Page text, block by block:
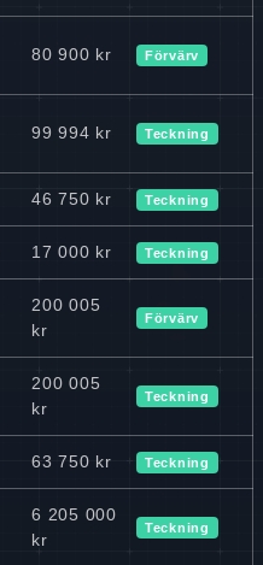
80 900 kr Förvärv
99 994 kr Teckning
46 750 kr Teckning
17 000 kr Teckning
200 005
kr
Förvärv
200 005
kr
Teckning
63 750 kr Teckning
6 205 000
kr
Teckning